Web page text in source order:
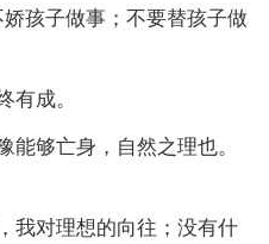
孩子做事；不要替孩子做
有成。
能够亡身，自然之理也。
我对理想的向往；没有什